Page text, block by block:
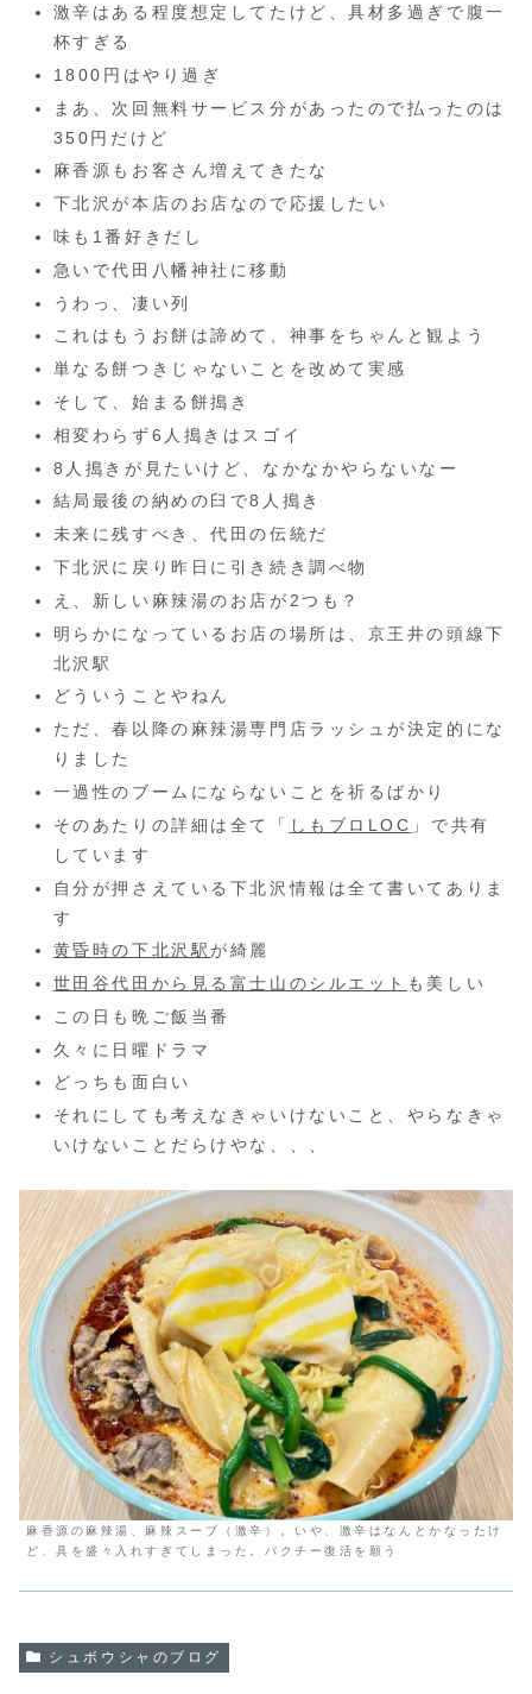
激辛はある程度想定してたけど、具材多過ぎで腹一
杯すぎる
1800円はやり過ぎ
まあ、次回無料サービス分があったので払ったのは
350円だけど
麻香源もお客さん増えてきたな
下北沢が本店のお店なので応援したい
味も1番好きだし
急いで代田八幡神社に移動
うわっ、凄い列
これはもうお餅は諦めて、神事をちゃんと観よう
単なる餅つきじゃないことを改めて実感
そして、始まる餅搗き
相変わらず6人搗きはスゴイ
8人搗きが見たいけど、なかなかやらないなー
結局最後の納めの臼で8人搗き
未来に残すべき、代田の伝統だ
下北沢に戻り昨日に引き続き調べ物
え、新しい麻辣湯のお店が2つも？
明らかになっているお店の場所は、京王井の頭線下
北沢駅
どういうことやねん
ただ、春以降の麻辣湯専門店ラッシュが決定的にな
りました
一過性のブームにならないことを祈るばかり
そのあたりの詳細は全て「
しもブロLOC 」で共有
しています
自分が押さえている下北沢情報は全て書いてありま
す
黄昏時の下北沢駅 が綺麗
世田谷代田から見る富士山のシルエット も美しい
この日も晩ご飯当番
久々に日曜ドラマ
どっちも面白い
それにしても考えなきゃいけないこと、やらなきゃ
いけないことだらけやな、、、
麻香源の麻辣湯、麻辣スープ（激辛）。いや、激辛はなんとかなったけ
ど、具を盛々入れすぎてしまった。パクチー復活を願う
シュボウシャのブログ